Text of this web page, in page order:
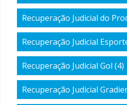
Recuperação Judicial do
Recuperação Judicial
Recuperação Judicial Gol (4)
Recuperação Judicial